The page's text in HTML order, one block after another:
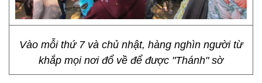
Vào mỗi thứ 7 và chủ nhật, hàng nghìn người từ
khắp mọi nơi đổ về để được "Thánh" sờ